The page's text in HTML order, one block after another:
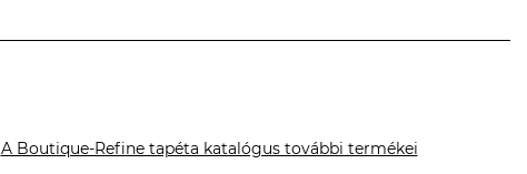
A Boutique-Refine tapéta katalógus további termékei